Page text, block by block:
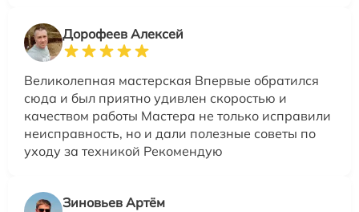
Дорофеев Алексей
Великолепная мастерская Впервые обратился
сюда и был приятно удивлен скоростью и
качеством работы Мастера не только исправили
неисправность, но и дали полезные советы по
уходу за техникой Рекомендую
Зиновьев Артём